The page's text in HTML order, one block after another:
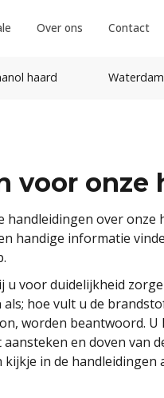
Over ons Contact
haard
voor onze
handleidingen over onze
handige informatie
u voor duidelijkheid
hoe vult u de
worden beantwoord.
en doven van
in de handleidingen